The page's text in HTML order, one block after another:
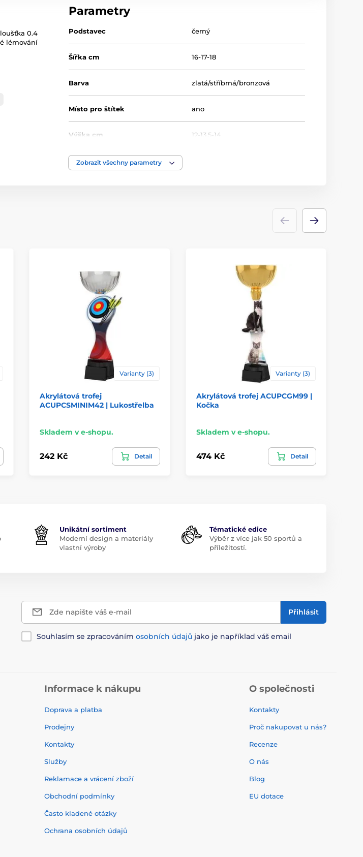
0.4
lémování
Parametry
Podstavec černý
Šířka cm 16-17-18
Barva zlatá/stříbrná/bronzová
Místo pro štítek ano
Výška cm 12-13.5-14
Typ ocenění
Zobrazit všechny parametry
Varianty (3)
Akrylátová trofej
ACUPCSMINIM42 | Lukostřelba
Skladem v e-shopu.
242 Kč Detail
Varianty (3)
Akrylátová trofej ACUPCGM99 |
Kočka
Skladem v e-shopu.
474 Kč Detail
Unikátní sortiment
Moderní design a materiály
vlastní výroby
Tématické edice
Výběr z více jak 50 sportů a
příležitostí.
Zde napište váš e-mail Přihlásit
Souhlasím se zpracováním osobních údajů jako je například váš email
Informace k nákupu
Doprava a platba
Prodejny
Kontakty
Služby
Reklamace a vrácení zboží
Obchodní podmínky
Často kladené otázky
Ochrana osobních údajů
O společnosti
Kontakty
Proč nakupovat u nás?
Recenze
O nás
Blog
EU dotace